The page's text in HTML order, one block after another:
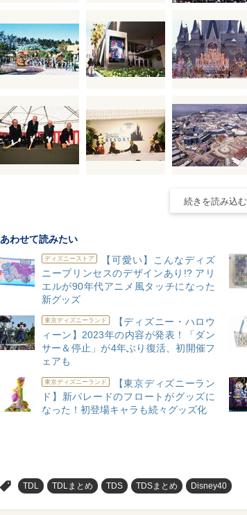
続きを読み込む
あわせて読みたい
ディズニーストア
【可愛い】こんなディズ
ニープリンセスのデザインあり!? アリ
エルが90年代アニメ風タッチになった
新グッズ
東京ディズニーランド
【ディズニー・ハロウ
ィーン】2023年の内容が発表！「ダン
サー＆停止」が4年ぶり復活、初開催フ
ェアも
東京ディズニーランド
【東京ディズニーラン
ド】新パレードのフロートがグッズに
なった！初登場キャラも続々グッズ化
TDL TDLまとめ TDS TDSまとめ Disney40